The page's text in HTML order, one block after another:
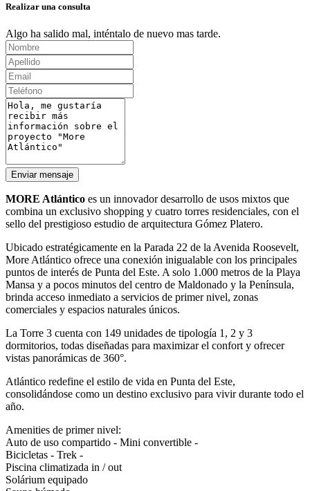
Realizar una consulta
Algo ha salido mal, inténtalo de nuevo mas tarde.
Enviar mensaje
MORE Atlántico es un innovador desarrollo de usos mixtos que
combina un exclusivo shopping y cuatro torres residenciales, con el
sello del prestigioso estudio de arquitectura Gómez Platero.
Ubicado estratégicamente en la Parada 22 de la Avenida Roosevelt,
More Atlántico ofrece una conexión inigualable con los principales
puntos de interés de Punta del Este. A solo 1.000 metros de la Playa
Mansa y a pocos minutos del centro de Maldonado y la Península,
brinda acceso inmediato a servicios de primer nivel, zonas
comerciales y espacios naturales únicos.
La Torre 3 cuenta con 149 unidades de tipología 1, 2 y 3
dormitorios, todas diseñadas para maximizar el confort y ofrecer
vistas panorámicas de 360°.
Atlántico redefine el estilo de vida en Punta del Este,
consolidándose como un destino exclusivo para vivir durante todo el
año.
Amenities de primer nivel:
Auto de uso compartido - Mini convertible -
Bicicletas - Trek -
Piscina climatizada in / out
Solárium equipado